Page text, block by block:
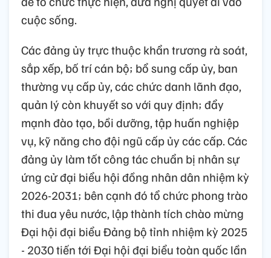
cuộc sống.
Các đảng ủy trực thuộc khẩn trương rà soát,
sắp xếp, bố trí cán bộ; bổ sung cấp ủy, ban
thường vụ cấp ủy, các chức danh lãnh đạo,
quản lý còn khuyết so với quy định; đẩy
mạnh đào tạo, bồi dưỡng, tập huấn nghiệp
vụ, kỹ năng cho đội ngũ cấp ủy các cấp. Các
đảng ủy làm tốt công tác chuẩn bị nhân sự
ứng cử đại biểu hội đồng nhân dân nhiệm kỳ
2026-2031; bên cạnh đó tổ chức phong trào
thi đua yêu nước, lập thành tích chào mừng
Đại hội đại biểu Đảng bộ tỉnh nhiệm kỳ 2025
- 2030 tiến tới Đại hội đại biểu toàn quốc lần